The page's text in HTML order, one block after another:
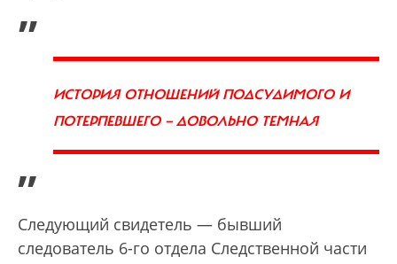
ИСТОРИЯ ОТНОШЕНИЙ ПОДСУДИМОГО И
ПОТЕРПЕВШЕГО — ДОВОЛЬНО ТЕМНАЯ
”
Следующий свидетель — бывший
следователь 6-го отдела Следственной части